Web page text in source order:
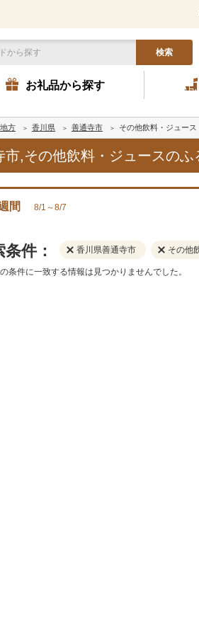
検索
お礼品から探す
方 香川県 善通寺市 その他飲料・ジュース
市,その他飲料・ジュースの
間 8/1～8/7
件： 香川県善通寺市 その他
条件に一致する情報は見つかりませんでした。